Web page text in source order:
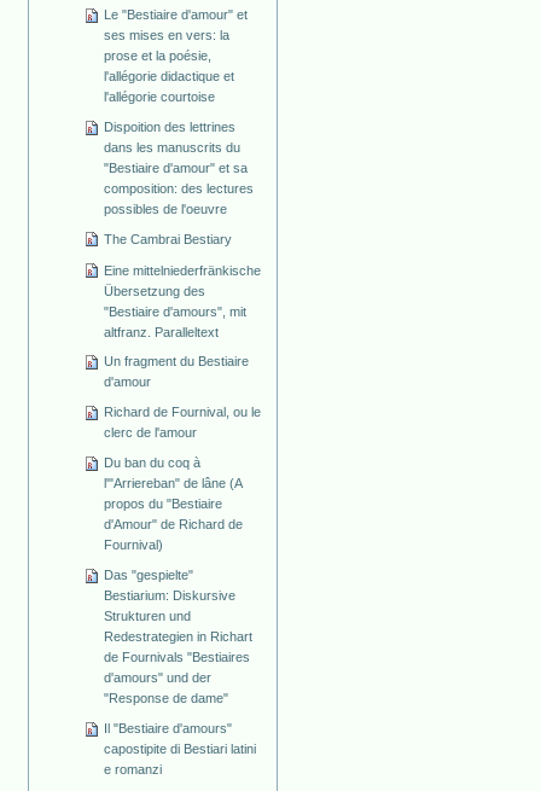
Le "Bestiaire d'amour" et
ses mises en vers: la
prose et la poésie,
l'allégorie didactique et
l'allégorie courtoise
Dispoition des lettrines
dans les manuscrits du
"Bestiaire d'amour" et sa
composition: des lectures
possibles de l'oeuvre
The Cambrai Bestiary
Eine mittelniederfränkische
Übersetzung des
"Bestiaire d'amours", mit
altfranz. Paralleltext
Un fragment du Bestiaire
d'amour
Richard de Fournival, ou le
clerc de l'amour
Du ban du coq à
l'"Arriereban" de lâne (A
propos du "Bestiaire
d'Amour" de Richard de
Fournival)
Das "gespielte"
Bestiarium: Diskursive
Strukturen und
Redestrategien in Richart
de Fournivals "Bestiaires
d'amours" und der
"Response de dame"
Il "Bestiaire d'amours"
capostipite di Bestiari latini
e romanzi